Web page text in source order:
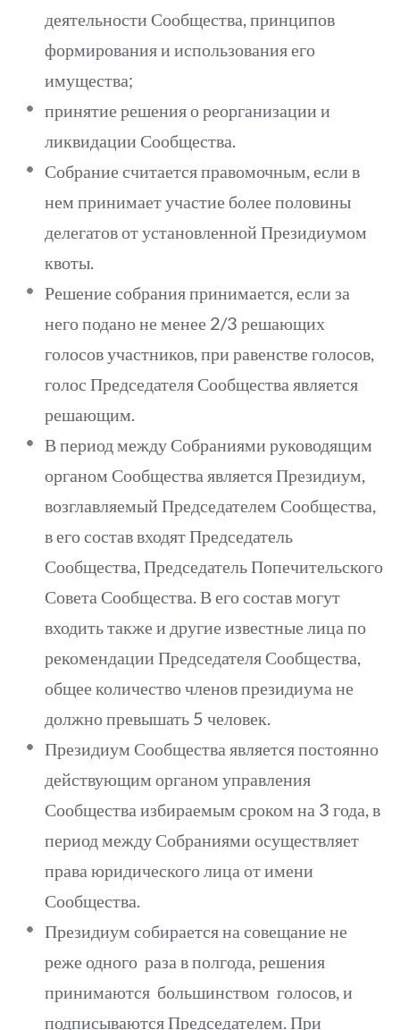
деятельности Сообщества, принципов
формирования и использования его
имущества;
принятие решения о реорганизации и
ликвидации Сообщества.
Собрание считается правомочным, если в
нем принимает участие более половины
делегатов от установленной Президиумом
квоты.
Решение собрания принимается, если за
него подано не менее 2/3 решающих
голосов участников, при равенстве голосов,
голос Председателя Сообщества является
решающим.
В период между Собраниями руководящим
органом Сообщества является Президиум,
возглавляемый Председателем Сообщества,
в его состав входят Председатель
Сообщества, Председатель Попечительского
Совета Сообщества. В его состав могут
входить также и другие известные лица по
рекомендации Председателя Сообщества,
общее количество членов президиума не
должно превышать 5 человек.
Президиум Сообщества является постоянно
действующим органом управления
Сообщества избираемым сроком на 3 года, в
период между Собраниями осуществляет
права юридического лица от имени
Сообщества.
Президиум собирается на совещание не
реже одного раза в полгода, решения
принимаются большинством голосов, и
подписываются Председателем. При